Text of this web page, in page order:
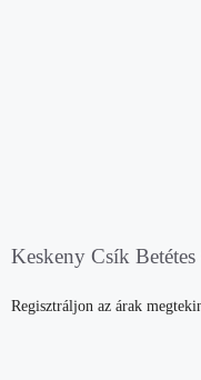
Keskeny Csík
Regisztráljon az árak